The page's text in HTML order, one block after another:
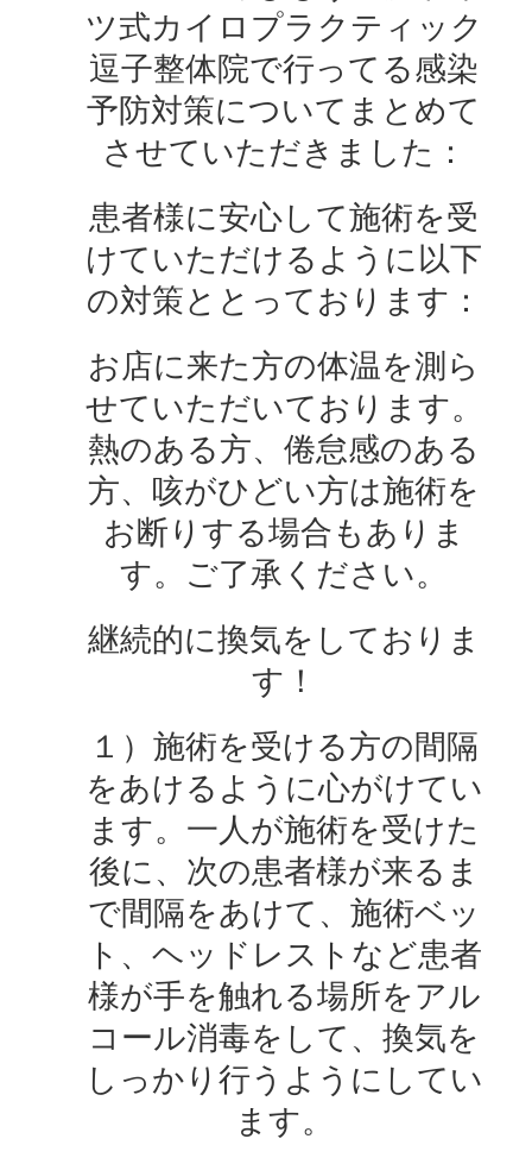
ツ式カイロプラクティック
逗子整体院で行ってる感染
予防対策についてまとめて
させていただきました：
患者様に安心して施術を受
けていただけるように以下
の対策ととっております：
お店に来た方の体温を測ら
せていただいております。
熱のある方、倦怠感のある
方、咳がひどい方は施術を
お断りする場合もありま
す。ご了承ください。
継続的に換気をしておりま
す！
１）施術を受ける方の間隔
をあけるように心がけてい
ます。一人が施術を受けた
後に、次の患者様が来るま
で間隔をあけて、施術ベッ
ト、ヘッドレストなど患者
様が手を触れる場所をアル
コール消毒をして、換気を
しっかり行うようにしてい
ます。